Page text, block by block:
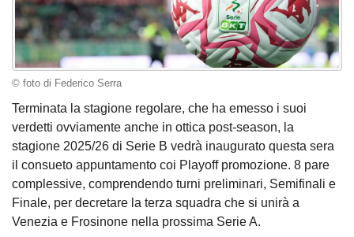
© foto di Federico Serra
Terminata la stagione regolare, che ha emesso i suoi
verdetti ovviamente anche in ottica post-season, la
stagione 2025/26 di Serie B vedrà inaugurato questa sera
il consueto appuntamento coi Playoff promozione. 8 pare
complessive, comprendendo turni preliminari, Semifinali e
Finale, per decretare la terza squadra che si unirà a
Venezia e Frosinone nella prossima Serie A.